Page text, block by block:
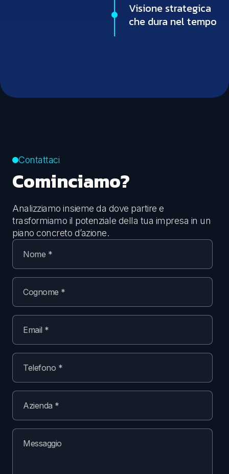
Visione strategica
che dura nel tempo
Contattaci
Cominciamo?
Analizziamo insieme da dove partire e
trasformiamo il potenziale della tua impresa in un
piano concreto d’azione.